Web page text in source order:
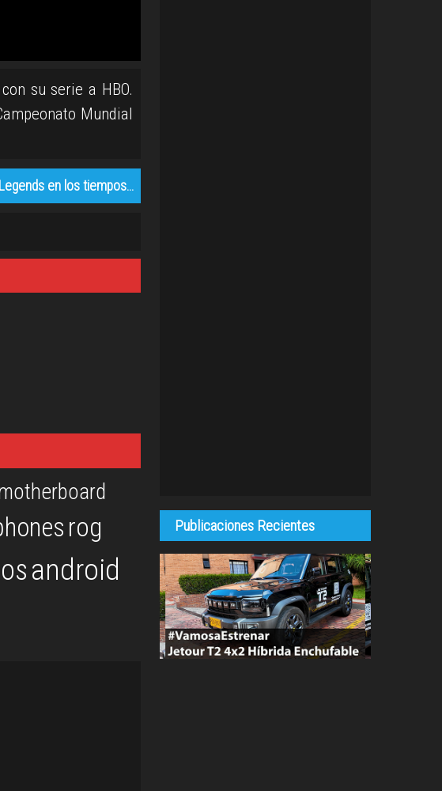
su serie a HBO.
Mundial
en los tiempos…
rog
android
Publicaciones Recientes